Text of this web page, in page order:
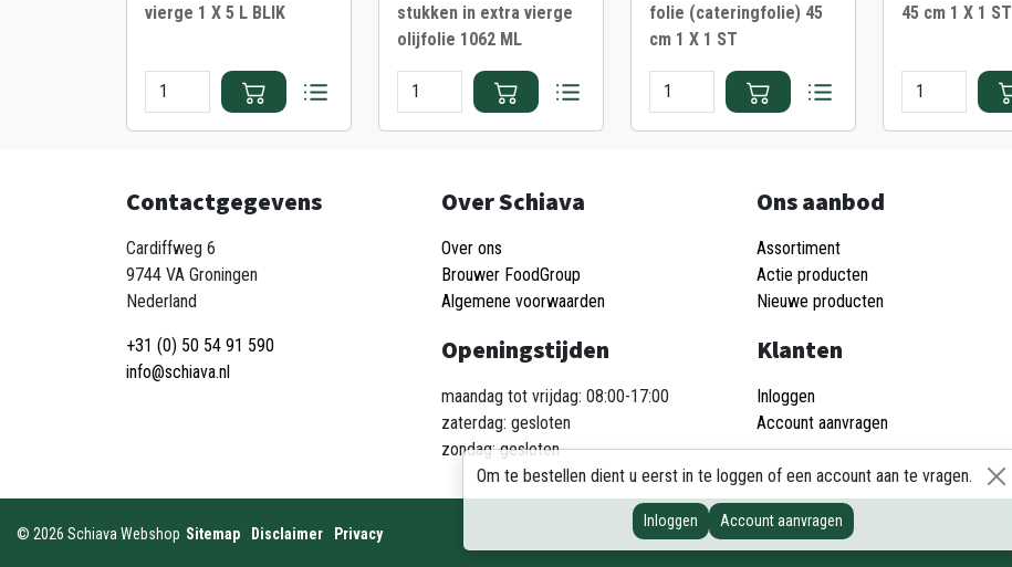
vierge 1 X 5 L BLIK
stukken in extra vierge
olijfolie 1062 ML
folie (cateringfolie) 45
cm 1 X 1 ST
45 cm 1 X 1 ST
Om te bestellen dient u eerst in te loggen of een account aan te vragen.
Inloggen Account aanvragen
Contactgegevens
Cardiffweg 6
9744 VA Groningen
Nederland
+31 (0) 50 54 91 590
info@schiava.nl
Over Schiava
Over ons
Brouwer FoodGroup
Algemene voorwaarden
Openingstijden
maandag tot vrijdag: 08:00-17:00
zaterdag: gesloten
zondag: gesloten
Ons aanbod
Assortiment
Actie producten
Nieuwe producten
Klanten
Inloggen
Account aanvragen
© 2026 Schiava Webshop Sitemap Disclaimer Privacy